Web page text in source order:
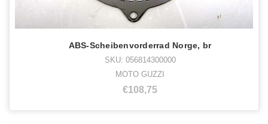
ABS-Scheibenvorderrad Norge, br
SKU: 056814300000
MOTO GUZZI
€108,75